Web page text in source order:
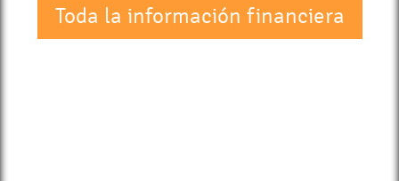
Toda la información financiera